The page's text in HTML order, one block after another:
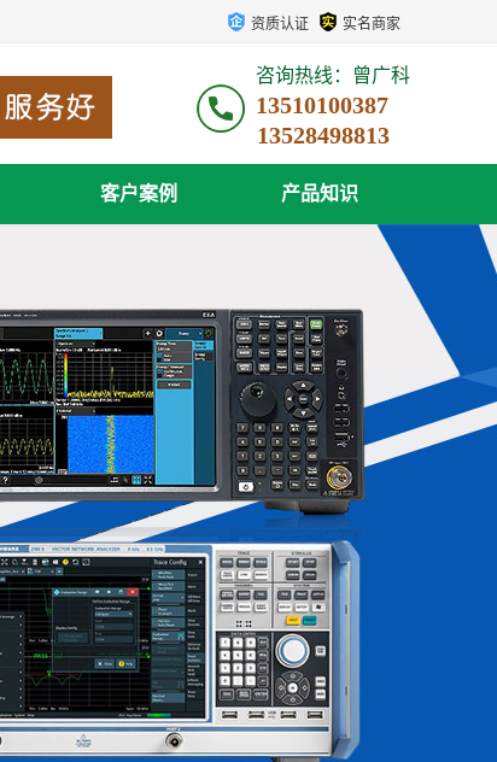
资质认证 实名商家
咨询热线：曾广科
13510100387
客户案例 产品知识